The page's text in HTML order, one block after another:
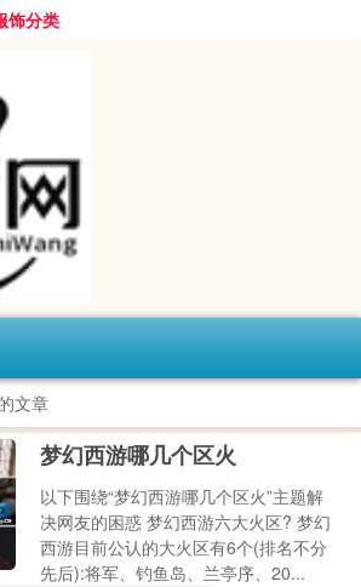
饰分类
文章
梦幻西游哪几个区火
以下围绕“梦幻西游哪几个区火”主题解
决网友的困惑 梦幻西游六大火区? 梦幻
西游目前公认的大火区有6个(排名不分
先后):将军、钓鱼岛、兰亭序、20...